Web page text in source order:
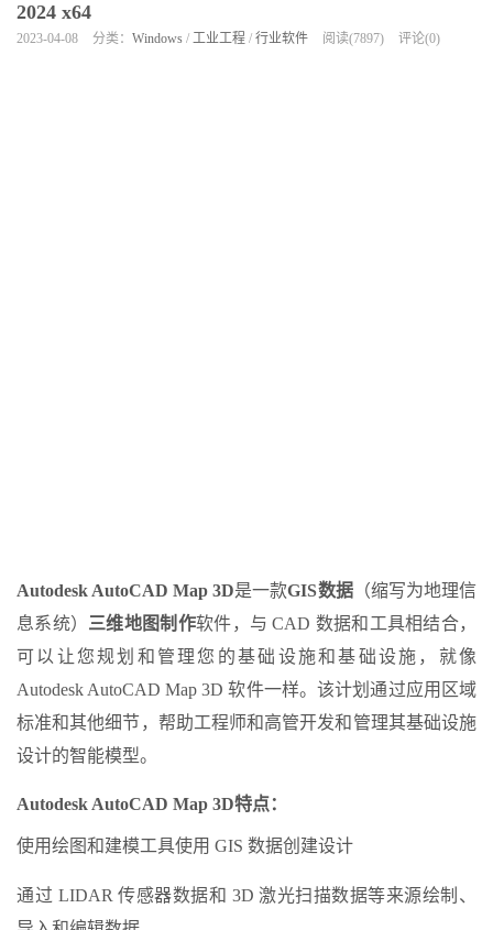
2024 x64
2023-04-08 分类： Windows / 工业工程 / 行业软件 阅读(7897) 评论(0)
Autodesk AutoCAD Map 3D是一款GIS数据（缩写为地理信
息系统） 三维地图制作软件，与 CAD 数据和工具相结合，
可以让您规划和管理您的基础设施和基础设施，就像
Autodesk AutoCAD Map 3D 软件一样。该计划通过应用区域
标准和其他细节，帮助工程师和高管开发和管理其基础设施
设计的智能模型。
Autodesk AutoCAD Map 3D特点：
使用绘图和建模工具使用 GIS 数据创建设计
通过 LIDAR 传感器数据和 3D 激光扫描数据等来源绘制、